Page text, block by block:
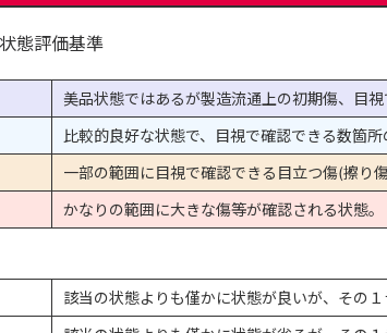
態評価基準
美品状態ではあるが製造流通上の初期傷、目
比較的良好な状態で、目視で確認できる数箇
一部の範囲に目視で確認できる目立つ傷(擦り
かなりの範囲に大きな傷等が確認される状態。
該当の状態よりも僅かに状態が良いが、その